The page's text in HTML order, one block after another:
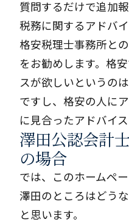
質問するだけで追加
税務に関するアドバ
格安税理士事務所と
をお勧めします。格
スが欲しいというの
ですし、格安の人に
に見合ったアドバイ
澤田公認会計
の場合
では、このホームペ
澤田のところはどう
と思います。